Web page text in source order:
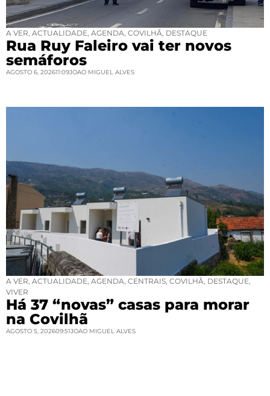
A VER ACTUALIDADE AGENDA COVILHÃ DESTAQUE
Rua Ruy Faleiro vai ter novos
semáforos
AGOSTO 6, 202611:09JOAO MIGUEL ALVES
A VER ACTUALIDADE AGENDA CENTRAIS COVILHÃ DESTAQUE
VIVER
Há 37 “novas” casas para morar
na Covilhã
AGOSTO 5, 202609:51JOAO MIGUEL ALVES